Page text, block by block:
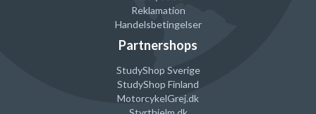
Reklamation
Handelsbetingelser
Partnershops
StudyShop Sverige
StudyShop Finland
MotorcykelGrej.dk